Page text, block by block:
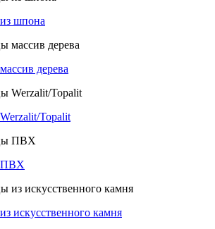
шпона
дерева
Topalit
ПВХ
искусственного камня